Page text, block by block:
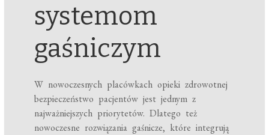
systemom
gaśniczym
W nowoczesnych placówkach opieki zdrowotnej
bezpieczeństwo pacjentów jest jednym z
najważniejszych priorytetów. Dlatego też
nowoczesne rozwiązania gaśnicze, które integrują